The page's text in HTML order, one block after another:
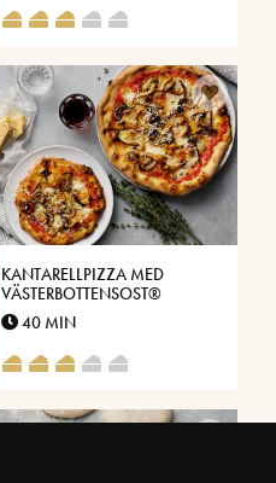
KANTARELLPIZZA MED
VÄSTERBOTTENSOST®
40 MIN